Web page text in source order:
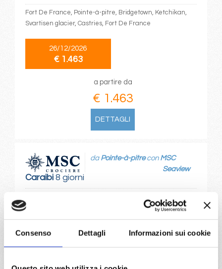
Consenso Dettagli Informazioni sui cookie
Fort De France, Pointe-à-pitre, Bridgetown, Ketchikan,
Svartisen glacier, Castries, Fort De France
26/12/2026
€ 1.463
a partire da
€ 1.463
DETTAGLI
Caraibi8 giorni
da Pointe-à-pitrecon MSC
Seaview
Castries, Fort De France, Pointe-à-pitre
27/12/2026
a partire da